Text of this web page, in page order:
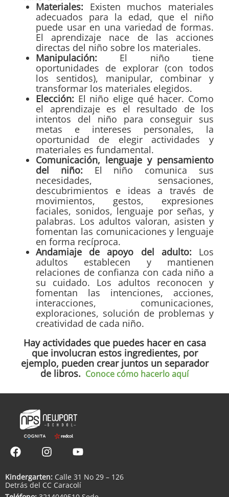
Materiales: Existen muchos materiales
adecuados para la edad, que el niño
puede usar en una variedad de formas.
El aprendizaje nace de las acciones
directas del niño sobre los materiales.
Manipulación: El niño tiene
oportunidades de explorar (con todos
los sentidos), manipular, combinar y
transformar los materiales elegidos.
Elección: El niño elige qué hacer. Como
el aprendizaje es el resultado de los
intentos del niño para conseguir sus
metas e intereses personales, la
oportunidad de elegir actividades y
materiales es fundamental.
Comunicación, lenguaje y pensamiento
del niño: El niño comunica sus
necesidades, sensaciones,
descubrimientos e ideas a través de
movimientos, gestos, expresiones
faciales, sonidos, lenguaje por señas, y
palabras. Los adultos valoran, asisten y
fomentan las comunicaciones y lenguaje
en forma recíproca.
Andamiaje de apoyo del adulto: Los
adultos establecen y mantienen
relaciones de confianza con cada niño a
su cuidado. Los adultos reconocen y
fomentan las intenciones, acciones,
interacciones, comunicaciones,
exploraciones, solución de problemas y
creatividad de cada niño.
Hay actividades que puedes hacer en casa
que involucran estos ingredientes, por
ejemplo, pueden crear juntos un separador
de libros. Conoce cómo hacerlo aquí
Kindergarten: Calle 31 No 29 – 126
Detrás del CC Caracolí